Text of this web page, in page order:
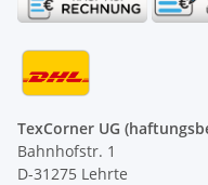
TexCorner UG
Bahnhofstr. 1
D-31275 Lehrte